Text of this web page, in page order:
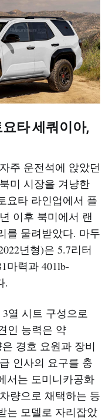
타 세쿼이아,
주 운전석에 앉았던
미 시장을 겨냥한
요타 라인업에서 플
이후 북미에서 랜
를 물려받았다. 마두
년형)은 5.7리터
마력과 401lb-
.​
열 시트 구성으로
인 능력은 약
경호 요원과 장비
인사의 요구를 충
서는 도미니카공화
량으로 채택하는 등
는 모델로 자리잡았